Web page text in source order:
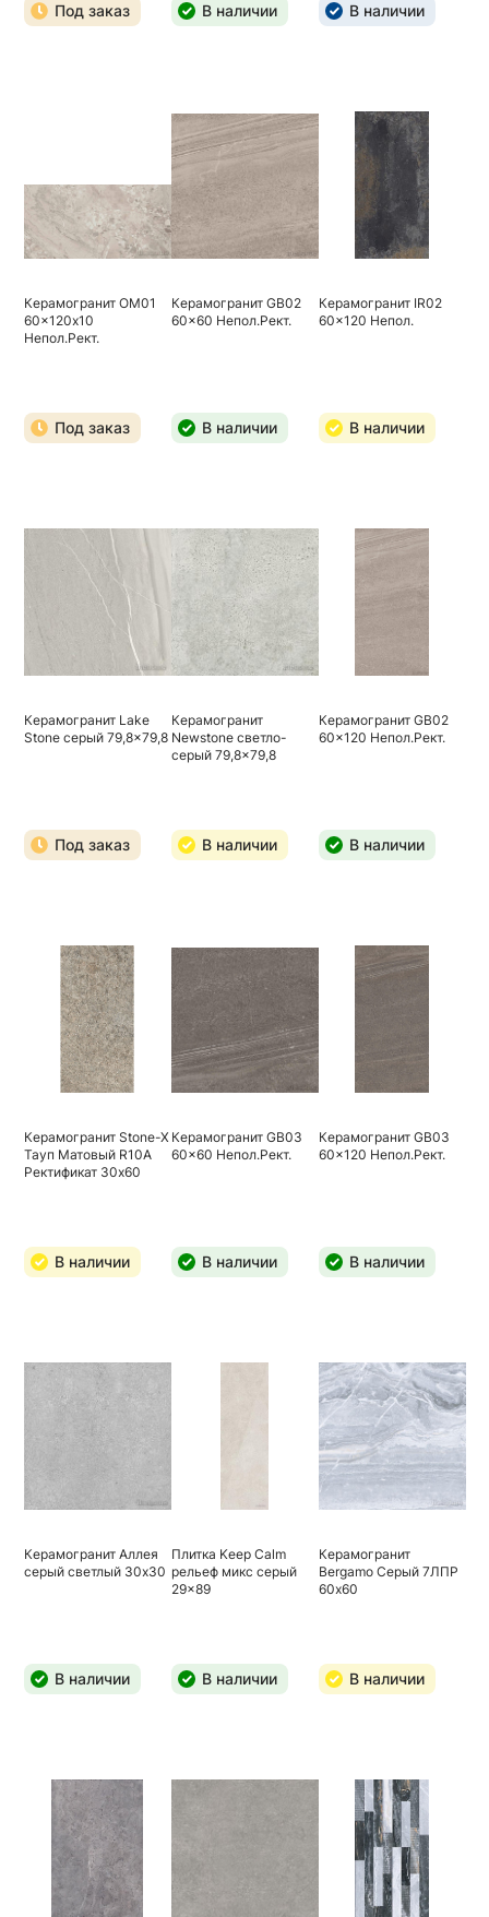
Под заказ В наличии В наличии
Керамогранит OM01
60x120х10
Непол.Рект.
Под заказ
Керамогранит GB02
60x60 Непол.Рект.
В наличии
Керамогранит IR02
60x120 Непол.
В наличии
Керамогранит Lake
Stone серый 79,8x79,8
Под заказ
Керамогранит
Newstone светло-
серый 79,8x79,8
В наличии
Керамогранит GB02
60x120 Непол.Рект.
В наличии
Керамогранит Stone-X
Тауп Матовый R10A
Ректификат 30х60
В наличии
Керамогранит GB03
60x60 Непол.Рект.
В наличии
Керамогранит GB03
60x120 Непол.Рект.
В наличии
Керамогранит Аллея
серый светлый 30х30
В наличии
Плитка Keep Calm
рельеф микс серый
29x89
В наличии
Керамогранит
Bergamo Серый 7ЛПР
60х60
В наличии